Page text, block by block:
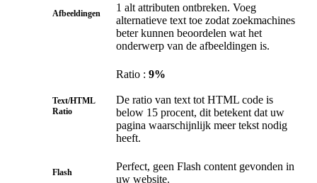
Afbeeldingen
1 alt attributen ontbreken. Voeg
alternatieve text toe zodat zoekmachines
beter kunnen beoordelen wat het
onderwerp van de afbeeldingen is.
Text/HTML
Ratio
Ratio : 9%
De ratio van text tot HTML code is
below 15 procent, dit betekent dat uw
pagina waarschijnlijk meer tekst nodig
heeft.
Flash
Perfect, geen Flash content gevonden in
uw website.